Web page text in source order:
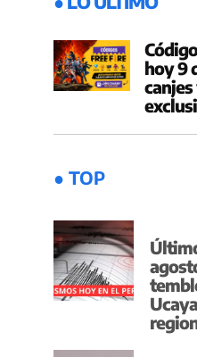
hoy 9
● TOP